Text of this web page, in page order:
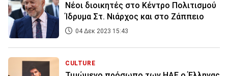
Νέοι διοικητές στο Κέντρο Πολιτισμού
Ίδρυμα Στ. Νιάρχος και στο Ζάππειο
04 Δεκ 2023 15:43
CULTURE